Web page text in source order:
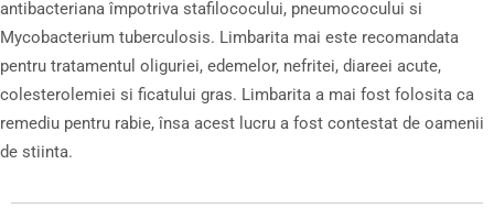
antibacteriana împotriva stafilococului, pneumococului si
Mycobacterium tuberculosis. Limbarita mai este recomandata
pentru tratamentul oliguriei, edemelor, nefritei, diareei acute,
colesterolemiei si ficatului gras. Limbarita a mai fost folosita ca
remediu pentru rabie, însa acest lucru a fost contestat de oamenii
de stiinta.